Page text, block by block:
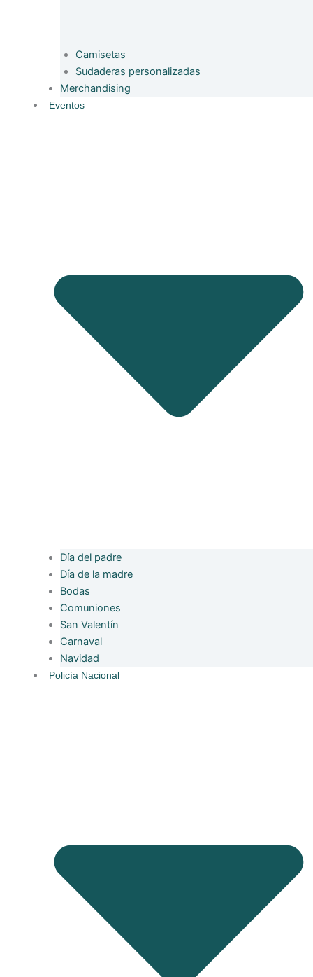
Camisetas
Sudaderas personalizadas
Merchandising
Eventos
Día del padre
Día de la madre
Bodas
Comuniones
San Valentín
Carnaval
Navidad
Policía Nacional